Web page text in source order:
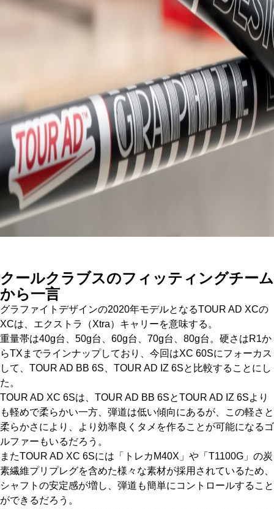
クールクラブスのフィッティングチーム
から一言
グラファイトデザインの2020年モデルとなるTOUR AD XCの
XCは、エクストラ（Xtra）キャリーを意味する。
重量帯は40g台、50g台、60g台、70g台、80g台。硬さはR1か
らTXまでラインナップしており、今回はXC 60Sにフォーカス
して、TOUR AD BB 6S、TOUR AD IZ 6Sと比較することにし
た。
TOUR AD XC 6Sは、TOUR AD BB 6SとTOUR AD IZ 6Sより
も軽めで柔らかい一方、弾道は低い傾向にあるが、この軽さと
柔らかさにより、より効率良くタメを作ることが可能になるゴ
ルファーもいるだろう。
またTOUR AD XC 6Sには「トレカM40X」や「T1100G」の炭
素繊維プリプレグを含めた様々な素材が採用されているため、
シャフトの安定感が増し、弾道も簡単にコントロールすること
ができるだろう。